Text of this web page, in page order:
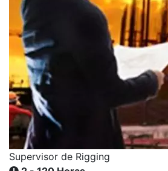
Supervisor de Rigging